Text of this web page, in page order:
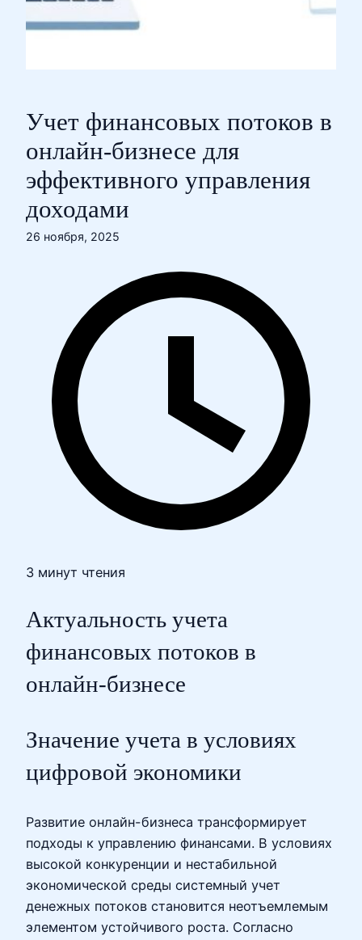
Учет финансовых потоков в
онлайн-бизнесе для
эффективного управления
доходами
26 ноября, 2025
3 минут чтения
Актуальность учета
финансовых потоков в
онлайн-бизнесе
Значение учета в условиях
цифровой экономики
Развитие онлайн-бизнеса трансформирует
подходы к управлению финансами. В условиях
высокой конкуренции и нестабильной
экономической среды системный учет
денежных потоков становится неотъемлемым
элементом устойчивого роста. Согласно